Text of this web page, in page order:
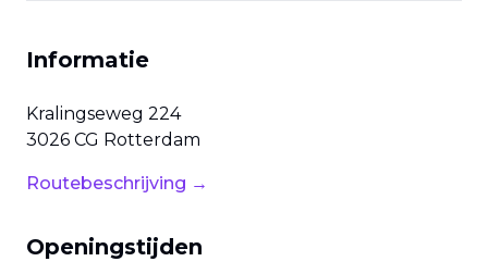
Informatie
Kralingseweg 224
3026 CG Rotterdam
Routebeschrijving →
Openingstijden